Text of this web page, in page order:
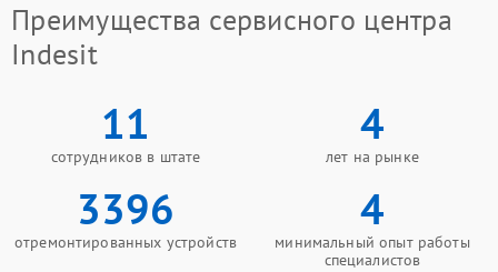
Преимущества сервисного центра
Indesit
11
сотрудников в штате
4
лет на рынке
3396
отремонтированных устройств
4
минимальный опыт работы
специалистов